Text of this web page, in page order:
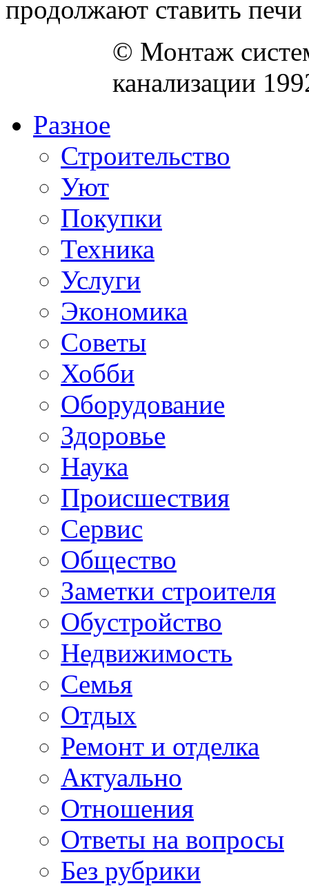
продолжают ставить печи
© Монтаж
канализации
Разное
Строительство
Уют
Покупки
Техника
Услуги
Экономика
Советы
Хобби
Oборудование
Здоровье
Наука
Происшествия
Сервис
Общество
Заметки строителя
Обустройство
Недвижимость
Семья
Отдых
Ремонт и отделка
Актуально
Отношения
Ответы на вопросы
Без рубрики